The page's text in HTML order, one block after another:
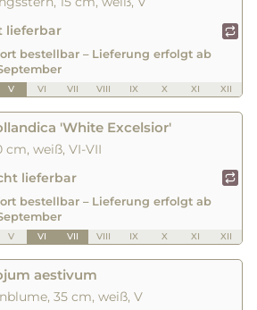
lieferbar
bestellbar – Lieferung erfolgt ab
V VI VII VIII IX X XI XII
'White Excelsior'
cm, weiß, VI-VII
lieferbar
bestellbar – Lieferung erfolgt ab
V VI VII VIII IX X XI XII
aestivum
35 cm, weiß, V